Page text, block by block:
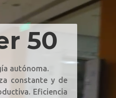
50
autónoma.
constante y de
Eficiencia